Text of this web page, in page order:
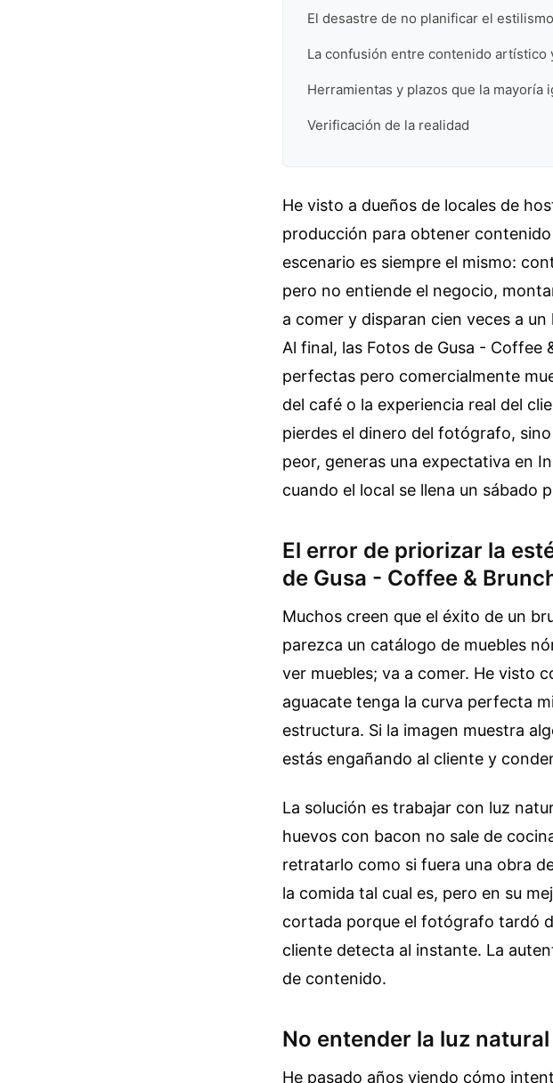
El desastre de no planificar el
La confusión entre contenido artístico
Herramientas y plazos que la mayoría
Verificación de la realidad
He visto a dueños de locales de
producción para obtener
escenario es siempre el mismo:
pero no entiende el negocio,
a comer y disparan cien veces a
Al final, las Fotos de Gusa -
perfectas pero comercialmente
del café o la experiencia real del
pierdes el dinero del fotógrafo,
peor, generas una expectativa en
cuando el local se llena un sábado
El error de priorizar la
de Gusa - Coffee &
Muchos creen que el éxito de un
parezca un catálogo de muebles
ver muebles; va a comer. He visto
aguacate tenga la curva perfecta
estructura. Si la imagen muestra
estás engañando al cliente y
La solución es trabajar con luz
huevos con bacon no sale de
retratarlo como si fuera una obra
la comida tal cual es, pero en su
cortada porque el fotógrafo tardó
cliente detecta al instante. La
de contenido.
No entender la luz
He pasado años viendo cómo